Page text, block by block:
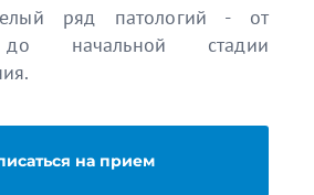
ряд патологий - от
начальной стадии
на прием